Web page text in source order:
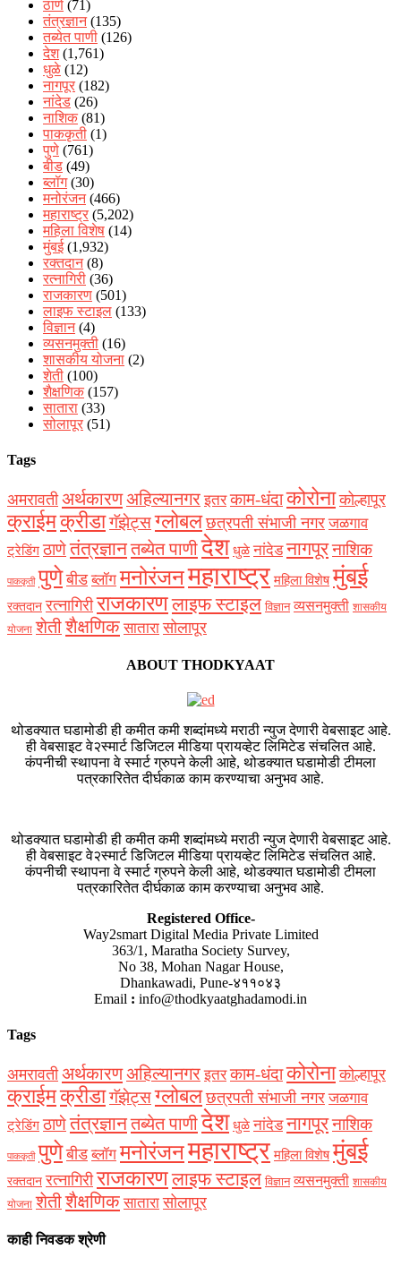
ठाणे (71)
तंत्रज्ञान(135)
तब्येत पाणी (126)
देश(1,761)
धुळे (12)
नागपूर (182)
नांदेड (26)
नाशिक (81)
पाककृती (1)
पुणे (761)
बीड (49)
ब्लॉग(30)
मनोरंजन(466)
महाराष्ट्र (5,202)
महिला विशेष (14)
मुंबई(1,932)
रक्‍तदान(8)
रत्नागिरी (36)
राजकारण (501)
लाइफ स्टाइल (133)
विज्ञान(4)
व्यसनमुक्ती (16)
शासकीय योजना (2)
शेती (100)
शैक्षणिक (157)
सातारा (33)
सोलापूर (51)
Tags
अमरावती अर्थकारणअहिल्यानगर इतर काम-धंदाकोरोना कोल्हापूर
क्राईमक्रीडागॅझेट्सग्लोबल छत्रपती संभाजी नगर जळगाव
ट्रेडिंग ठाणेतंत्रज्ञानतब्येत पाणीदेश धुळे नांदेड नागपूरनाशिक
पाककृती पुणे बीड ब्लॉग मनोरंजनमहाराष्ट्र महिला विशेष मुंबई
रक्‍तदान रत्नागिरी राजकारणलाइफ स्टाइल विज्ञान व्यसनमुक्ती शासकीय
योजना शेतीशैक्षणिक सातारा सोलापूर
ABOUT THODKYAAT
थोडक्यात घडामोडी ही कमीत कमी शब्दांमध्ये मराठी न्युज देणारी वेबसाइट आहे.
ही वेबसाइट वे२स्मार्ट डिजिटल मीडिया प्रायव्हेट लिमिटेड संचलित आहे.
कंपनीची स्थापना वे स्मार्ट ग्रुपने केली आहे, थोडक्यात घडामोडी टीमला
पत्रकारितेत दीर्घकाळ काम करण्याचा अनुभव आहे.
थोडक्यात घडामोडी ही कमीत कमी शब्दांमध्ये मराठी न्युज देणारी वेबसाइट आहे.
ही वेबसाइट वे२स्मार्ट डिजिटल मीडिया प्रायव्हेट लिमिटेड संचलित आहे.
कंपनीची स्थापना वे स्मार्ट ग्रुपने केली आहे, थोडक्यात घडामोडी टीमला
पत्रकारितेत दीर्घकाळ काम करण्याचा अनुभव आहे.
Registered Office-
Way2smart Digital Media Private Limited
363/1, Maratha Society Survey,
No 38, Mohan Nagar House,
Dhankawadi, Pune-४११०४३
Email : info@thodkyaatghadamodi.in
Tags
अमरावती अर्थकारणअहिल्यानगर इतर काम-धंदाकोरोना कोल्हापूर
क्राईमक्रीडागॅझेट्सग्लोबल छत्रपती संभाजी नगर जळगाव
ट्रेडिंग ठाणेतंत्रज्ञानतब्येत पाणीदेश धुळे नांदेड नागपूरनाशिक
पाककृती पुणे बीड ब्लॉग मनोरंजनमहाराष्ट्र महिला विशेष मुंबई
रक्‍तदान रत्नागिरी राजकारणलाइफ स्टाइल विज्ञान व्यसनमुक्ती शासकीय
योजना शेतीशैक्षणिक सातारा सोलापूर
काही निवडक श्रेणी